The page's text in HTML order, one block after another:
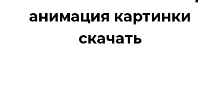
анимация картинки
скачать